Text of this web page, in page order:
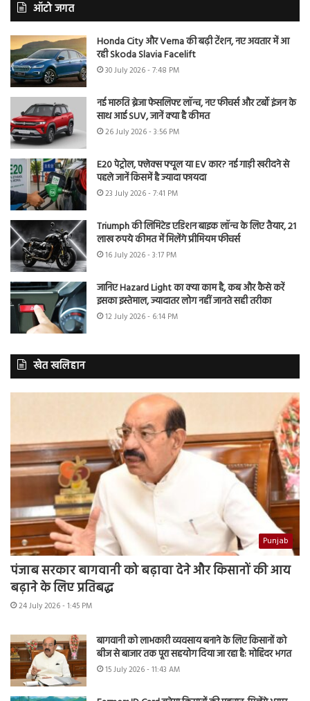
ऑटो जगत
Honda City और Verna की बढ़ी टेंशन, नए अवतार में आ
रही Skoda Slavia Facelift
30 July 2026 - 7:48 PM
नई मारुति ब्रेजा फेसलिफ्ट लॉन्च, नए फीचर्स और टर्बो इंजन के
साथ आई SUV, जानें क्या है कीमत
26 July 2026 - 3:56 PM
E20 पेट्रोल, फ्लेक्स फ्यूल या EV कार? नई गाड़ी खरीदने से
पहले जानें किसमें है ज्यादा फायदा
23 July 2026 - 7:41 PM
Triumph की लिमिटेड एडिशन बाइक लॉन्च के लिए तैयार, 21
लाख रुपये कीमत में मिलेंगे प्रीमियम फीचर्स
16 July 2026 - 3:17 PM
जानिए Hazard Light का क्या काम है, कब और कैसे करें
इसका इस्तेमाल, ज्यादातर लोग नहीं जानते सही तरीका
12 July 2026 - 6:14 PM
खेत खलिहान
Punjab
पंजाब सरकार बागवानी को बढ़ावा देने और किसानों की आय
बढ़ाने के लिए प्रतिबद्ध
24 July 2026 - 1:45 PM
बागवानी को लाभकारी व्यवसाय बनाने के लिए किसानों को
बीज से बाजार तक पूरा सहयोग दिया जा रहा है: मोहिंदर भगत
15 July 2026 - 11:43 AM